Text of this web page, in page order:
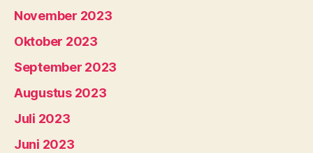
November 2023
Oktober 2023
September 2023
Augustus 2023
Juli 2023
Juni 2023